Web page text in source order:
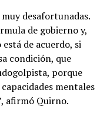
estratégicos
extranjeros”.
desafortunadas.
de gobierno y,
de acuerdo, si
condición, que
porque
mentales
afirmó Quirno.